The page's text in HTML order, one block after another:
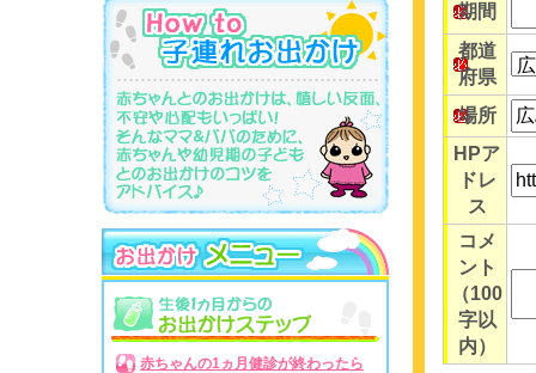
赤ちゃんの1ヵ月健診が終わったら
期間
都道
府県
場所
HPア
ドレ
ス
コメ
ント
（100
字以
内）